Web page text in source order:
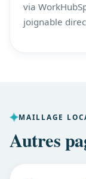
via
joignable
MAILLAGE
Autres